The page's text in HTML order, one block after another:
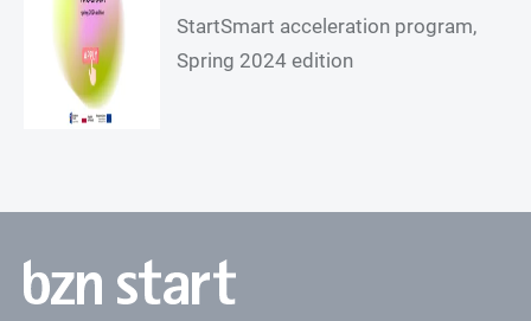
StartSmart acceleration program,
Spring 2024 edition